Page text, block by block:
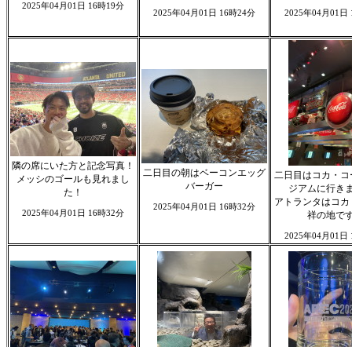
2025年04月01日 16時19分
2025年04月01日 16時24分 2025年04月01日
隣の席にいた方と記念写真！
メッシのゴールも見れまし
た！
2025年04月01日 16時32分
二日目の朝はベーコンエッグ
バーガー
2025年04月01日 16時32分
二日目はコカ・
ジアムに行き
アトランタはコ
祥の地で
2025年04月01日